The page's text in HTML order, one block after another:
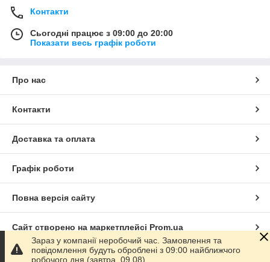
Контакти
Сьогодні працює з 09:00 до 20:00
Показати весь графік роботи
Про нас
Контакти
Доставка та оплата
Графік роботи
Повна версія сайту
Сайт створено на маркетплейсі Prom.ua
Політика конфіденційності
Зараз у компанії неробочий час. Замовлення та
повідомлення будуть оброблені з 09:00 найближчого
робочого дня (завтра, 09.08).